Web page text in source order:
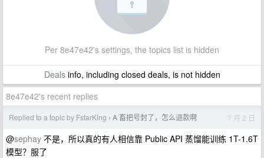
Per 8e47e42's settings, the topics list is hidden
Dealsinfo, including closed deals, is not hidden
8e47e42's recent replies
Replied to a topic by FstarKing › A 畜把号封了，怎么退款啊 7 月 2 日
@sephay 不是，所以真的有人相信靠 Public API 蒸馏能训练 1T-1.6T
模型？服了